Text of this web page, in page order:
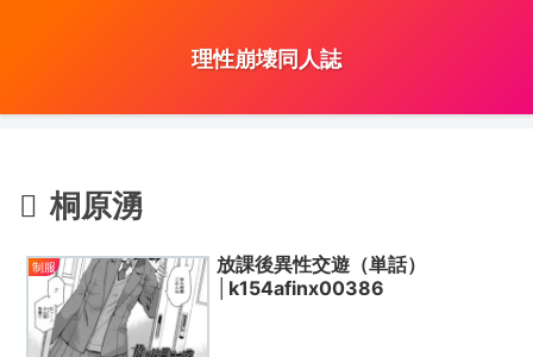
理性崩壊同人誌
桐原湧
制服
放課後異性交遊（単話）
│k154afinx00386